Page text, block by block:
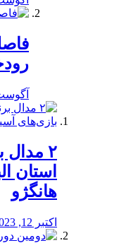
آگوست 21,
استان
هانگژو
اکتبر 12, 2023